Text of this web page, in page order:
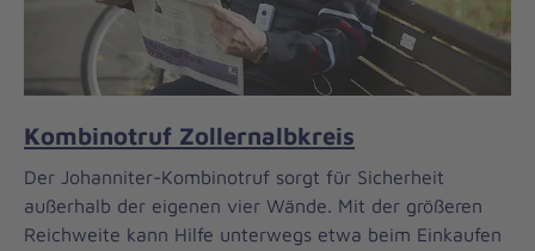
Kombinotruf Zollernalbkreis
Der Johanniter-Kombinotruf sorgt für Sicherheit
außerhalb der eigenen vier Wände. Mit der größeren
Reichweite kann Hilfe unterwegs etwa beim Einkaufen